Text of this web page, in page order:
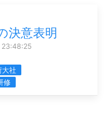
決意表明
大社
修